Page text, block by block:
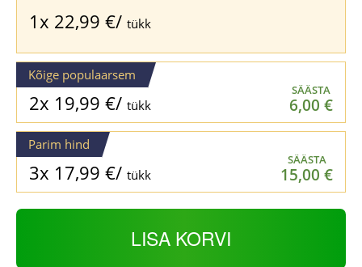
1x 22,99 €/ tükk
Kõige populaarsem
2x 19,99 €/ tükk
SÄÄSTA
6,00 €
Parim hind
3x 17,99 €/ tükk
SÄÄSTA
15,00 €
LISA KORVI